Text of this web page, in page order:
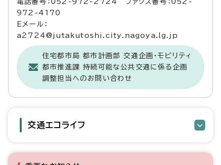
電話番号：052-972-2724 ファクス番号：052-
972-4170
Eメール：
a2724@jutakutoshi.city.nagoya.lg.jp
住宅都市局 都市計画部 交通企画・モビリティ
都市推進課 持続可能な公共交通に係る企画
調整担当へのお問い合わせ
交通エコライフ